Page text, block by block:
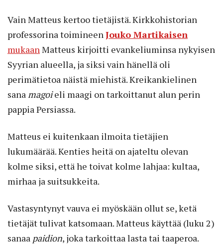
Vain Matteus kertoo tietäjistä. Kirkkohistorian
professorina toimineen Jouko Martikaisen
mukaan Matteus kirjoitti evankeliuminsa nykyisen
Syyrian alueella, ja siksi vain hänellä oli
perimätietoa näistä miehistä. Kreikankielinen
sana magoieli maagi on tarkoittanut alun perin
pappia Persiassa.
Matteus ei kuitenkaan ilmoita tietäjien
lukumäärää. Kenties heitä on ajateltu olevan
kolme siksi, että he toivat kolme lahjaa: kultaa,
mirhaa ja suitsukkeita.
Vastasyntynyt vauva ei myöskään ollut se, ketä
tietäjät tulivat katsomaan. Matteus käyttää (luku 2)
sanaa paidion, joka tarkoittaa lasta tai taaperoa.